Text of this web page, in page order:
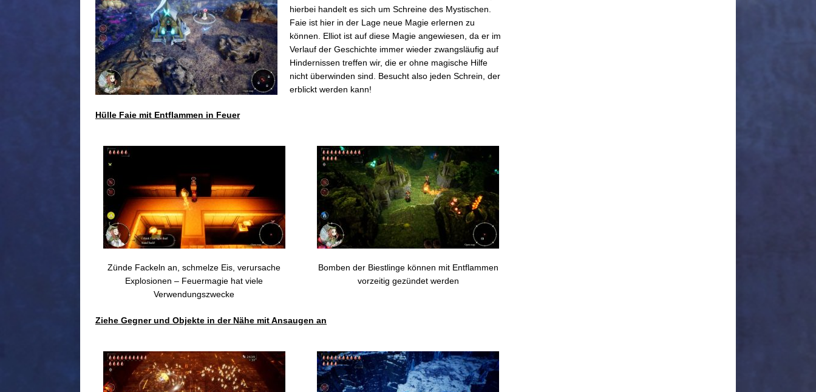
hierbei handelt es sich um Schreine des Mystischen.
Faie ist hier in der Lage neue Magie erlernen zu
können. Elliot ist auf diese Magie angewiesen, da er im
Verlauf der Geschichte immer wieder zwangsläufig auf
Hindernissen treffen wir, die er ohne magische Hilfe
nicht überwinden sind. Besucht also jeden Schrein, der
erblickt werden kann!
Hülle Faie mit Entflammen in Feuer
Zünde Fackeln an, schmelze Eis, verursache
Explosionen – Feuermagie hat viele
Verwendungszwecke
Bomben der Biestlinge können mit Entflammen
vorzeitig gezündet werden
Ziehe Gegner und Objekte in der Nähe mit Ansaugen an